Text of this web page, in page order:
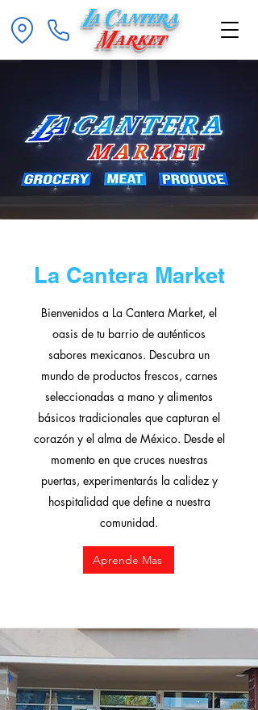
La Cantera
Market
La Cantera Market
Bienvenidos a La Cantera Market, el
oasis de tu barrio de auténticos
sabores mexicanos. Descubra un
mundo de productos frescos, carnes
seleccionadas a mano y alimentos
básicos tradicionales que capturan el
corazón y el alma de México. Desde el
momento en que cruces nuestras
puertas, experimentarás la calidez y
hospitalidad que define a nuestra
comunidad.
Aprende Mas